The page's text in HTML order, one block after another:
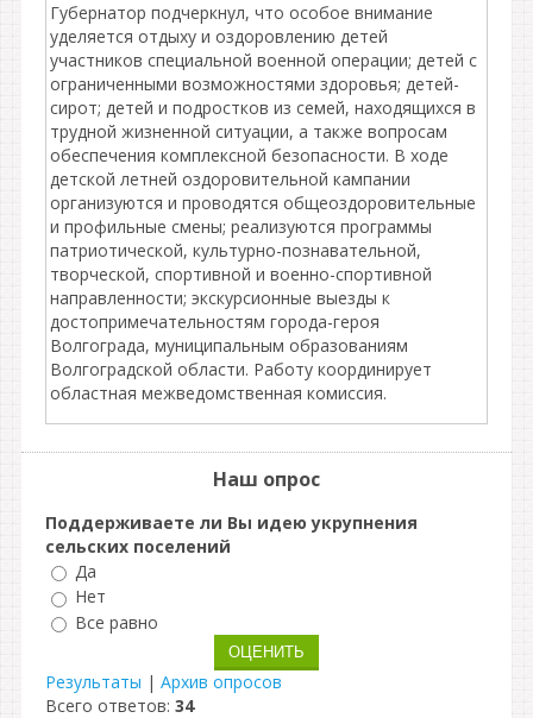
Губернатор подчеркнул, что особое внимание
уделяется отдыху и оздоровлению детей
участников специальной военной операции; детей с
ограниченными возможностями здоровья; детей-
сирот; детей и подростков из семей, находящихся в
трудной жизненной ситуации, а также вопросам
обеспечения комплексной безопасности. В ходе
детской летней оздоровительной кампании
организуются и проводятся общеоздоровительные
и профильные смены; реализуются программы
патриотической, культурно-познавательной,
творческой, спортивной и военно-спортивной
направленности; экскурсионные выезды к
достопримечательностям города-героя
Волгограда, муниципальным образованиям
Волгоградской области. Работу координирует
областная межведомственная комиссия.
Наш опрос
Поддерживаете ли Вы идею укрупнения
сельских поселений
Да
Нет
Все равно
Результаты | Архив опросов
Всего ответов: 34